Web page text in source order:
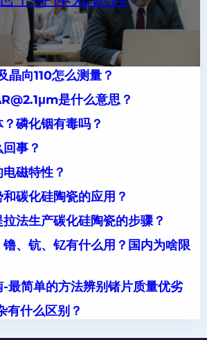
晶向110怎么测量？
是什么意思？
磷化铟有毒吗？
事？
磁特性？
碳化硅陶瓷的应用？
法生产碳化硅陶瓷的步骤？
、钪、钇有什么用？国内为啥限
最简单的方法辨别锗片质量优劣
有什么区别？